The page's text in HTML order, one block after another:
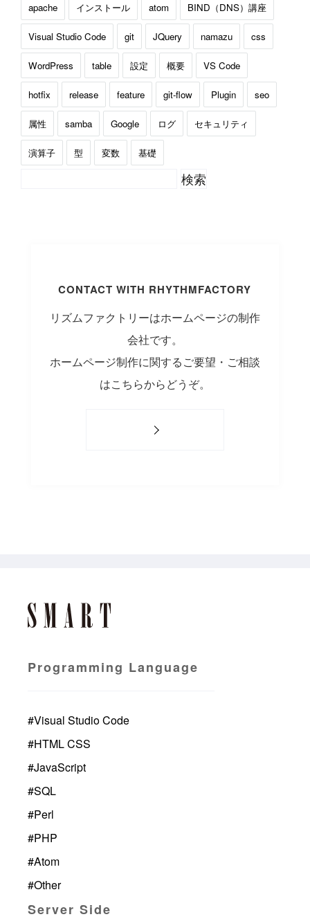
apache インストール atom BIND（DNS）講座
Visual Studio Code git JQuery namazu css
WordPress table 設定 概要 VS Code
hotfix release feature git-flow Plugin seo
属性 samba Google ログ セキュリティ
演算子 型 変数 基礎
CONTACT WITH RHYTHMFACTORY
リズムファクトリーはホームページの制作
会社です。
ホームページ制作に関するご要望・ご相談
はこちらからどうぞ。
Programming Language
#Visual Studio Code
#HTML CSS
#JavaScript
#SQL
#Perl
#PHP
#Atom
#Other
Server Side